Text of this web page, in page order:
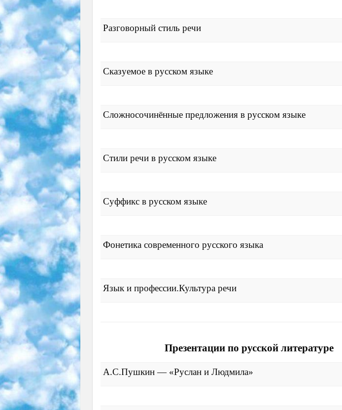
Разговорный стиль речи
Сказуемое в русском языке
Сложносочинённые предложения в русском языке
Стили речи в русском языке
Суффикс в русском языке
Фонетика современного русского языка
Язык и профессии.Культура речи
Презентации по русской литературе
А.С.Пушкин — «Руслан и Людмила»